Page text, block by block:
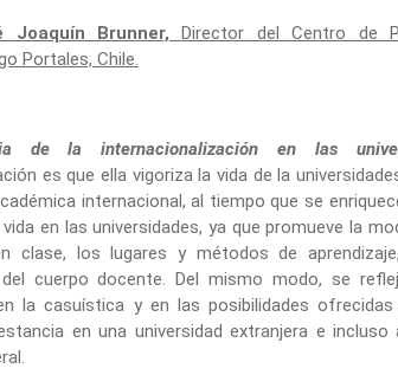
Joaquín Brunner,Director del Centro de
Portales, Chile.
de la internacionalización en las
es que ella vigoriza la vida de la
internacional, al tiempo que se
en las universidades, ya que promueve la
clase, los lugares y métodos de
cuerpo docente. Del mismo modo, se
la casuística y en las posibilidades
en una universidad extranjera e